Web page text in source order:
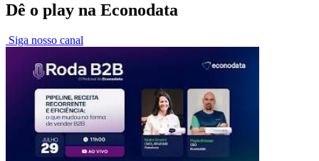
Dê o play na Econodata
Siga nosso canal